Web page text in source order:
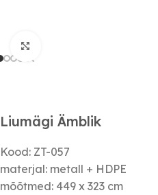
Liumägi Ämblik
Kood: ZT-057
materjal: metall + HDPE
mõõtmed: 449 x 323 cm